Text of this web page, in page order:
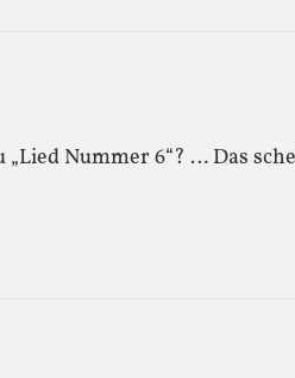
Nummer 6“? … Das